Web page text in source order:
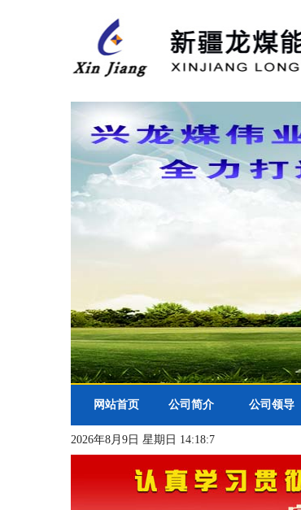
网站首页 公司简介 公司领导
2026年8月9日 星期日 14:18:8